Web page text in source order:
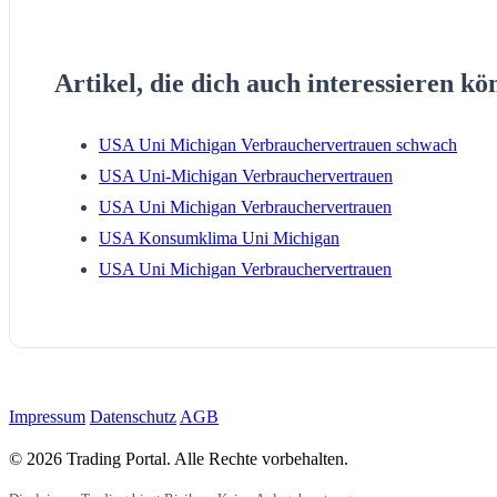
Artikel, die dich auch interessieren
USA Uni Michigan Verbrauchervertrauen schwach
USA Uni-Michigan Verbrauchervertrauen
USA Uni Michigan Verbrauchervertrauen
USA Konsumklima Uni Michigan
USA Uni Michigan Verbrauchervertrauen
Impressum Datenschutz AGB
© 2026 Trading Portal. Alle Rechte vorbehalten.